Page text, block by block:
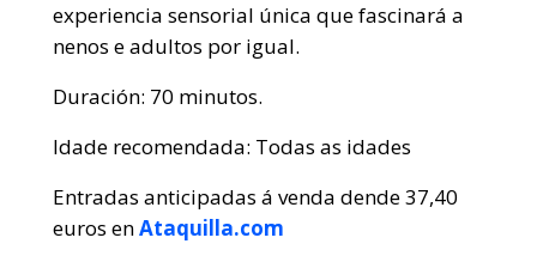
experiencia sensorial única que fascinará a
nenos e adultos por igual.
Duración: 70 minutos.
Idade recomendada: Todas as idades
Entradas anticipadas á venda dende 37,40
euros enAtaquilla.com